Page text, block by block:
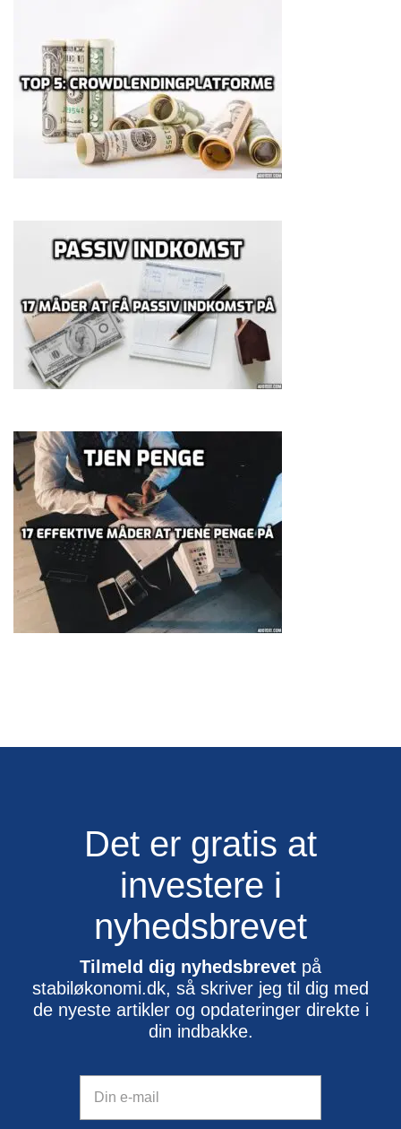
Det er gratis at
investere i
nyhedsbrevet
Tilmeld dig nyhedsbrevet på
stabiløkonomi.dk, så skriver jeg til dig med
de nyeste artikler og opdateringer direkte i
din indbakke.